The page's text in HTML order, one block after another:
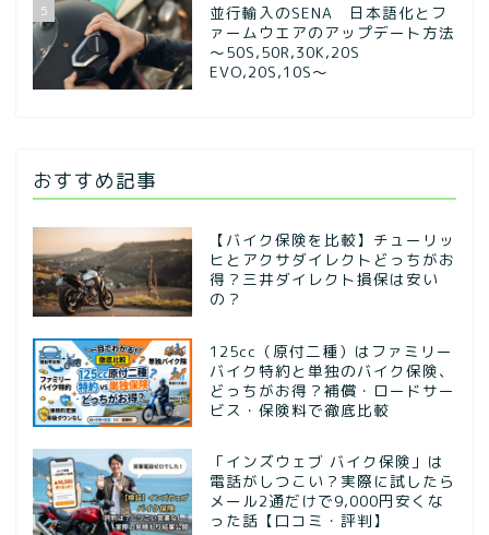
5
並行輸入のSENA 日本語化とフ
ァームウエアのアップデート方法
～50S,50R,30K,20S
EVO,20S,10S～
おすすめ記事
【バイク保険を比較】チューリッ
ヒとアクサダイレクトどっちがお
得？三井ダイレクト損保は安い
の？
125cc（原付二種）はファミリー
バイク特約と単独のバイク保険、
どっちがお得？補償・ロードサー
ビス・保険料で徹底比較
「インズウェブ バイク保険」は
電話がしつこい？実際に試したら
メール2通だけで9,000円安くな
った話【口コミ・評判】